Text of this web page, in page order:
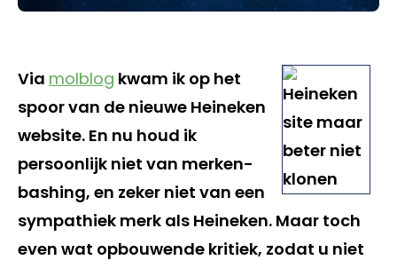
Via molblog kwam ik op het
spoor van de nieuwe Heineken
website. En nu houd ik
persoonlijk niet van merken-
bashing, en zeker niet van een
sympathiek merk als Heineken. Maar toch
even wat opbouwende kritiek, zodat u niet